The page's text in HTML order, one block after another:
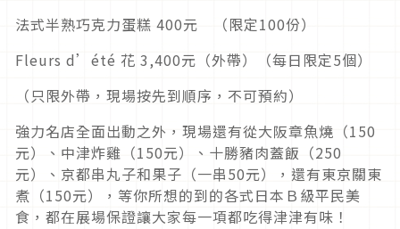
法式半熟巧克力蛋糕 400元 （限定100份）
Fleurs d’été 花 3,400元（外帶）（每日限定5個）
（只限外帶，現場按先到順序，不可預約）
強力名店全面出動之外，現場還有從大阪章魚燒（150
元）、中津炸雞（150元）、十勝豬肉蓋飯（250
元）、京都串丸子和果子（一串50元），還有東京關東
煮（150元），等你所想的到的各式日本Ｂ級平民美
食，都在展場保證讓大家每一項都吃得津津有味！